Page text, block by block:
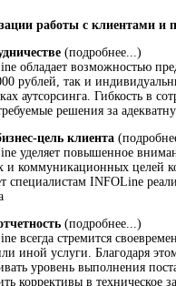
работы с клиентами и
(подробнее...)
обладает возможностью
рублей, так и
аутсорсинга. Гибкость в
решения за
цель клиента
уделяет повышенное
коммуникационных целей
специалистам INFOLine
(подробнее...)
всегда стремится
иной услуги. Благодаря
уровень выполнения
коррективы в техническое